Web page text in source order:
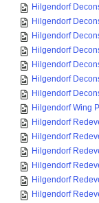
Hilgendorf
Hilgendorf
Hilgendorf
Hilgendorf
Hilgendorf
Hilgendorf
Hilgendorf
Hilgendorf Wing
Hilgendorf
Hilgendorf
Hilgendorf
Hilgendorf
Hilgendorf
Hilgendorf